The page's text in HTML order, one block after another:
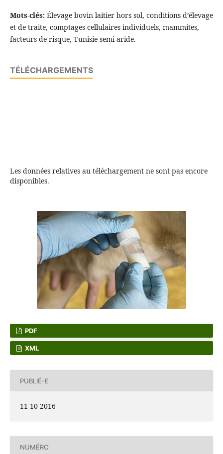
Mots-clés:Élevage bovin laitier hors sol, conditions d’élevage
et de traite, comptages cellulaires individuels, mammites,
facteurs de risque, Tunisie semi-aride.
TÉLÉCHARGEMENTS
Les données relatives au téléchargement ne sont pas encore
disponibles.
PDF
XML
PUBLIÉ-E
11-10-2016
NUMÉRO